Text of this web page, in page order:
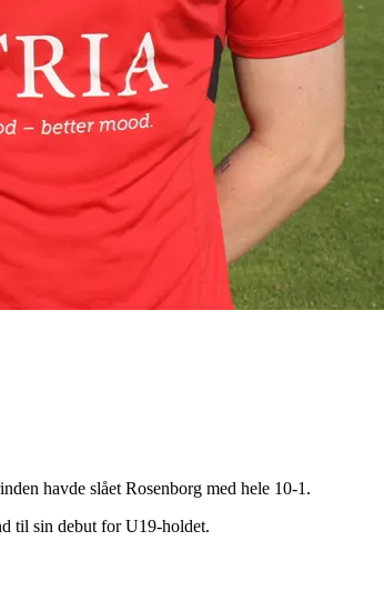
havde slået Rosenborg med hele 10-1.
til sin debut for U19-holdet.